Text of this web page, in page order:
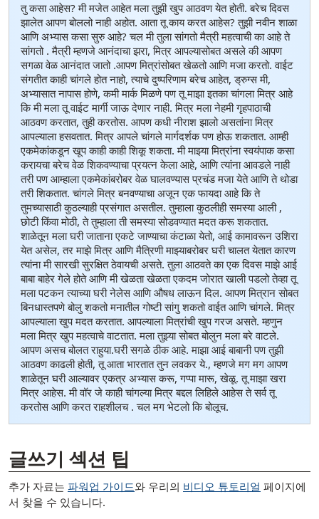
तु कसा आहेस? मी मजेत आहेत मला तुझी खुप आठवण येत होती. बरेच दिवस
झालेत आपण बोललो नाही अहोत. आता तू काय करत आहेस? तुझी नवीन शाळा
आणि अभ्यास कसा सुरु आहे? चल मी तुला सांगतो मैत्री महत्वाची का आहे ते
सांगतो . मैत्री म्हणजे आनंदाचा झरा, मित्र आपल्यासोबत असले की आपण
सगळा वेळ आनंदात जातो .आपण मित्रांसोबत खेळतो आणि मजा करतो. वाईट
संगतीत काही चांगले होत नाहो, त्याचे दुष्परिणाम बरेच आहेत, ड्रुग्स मी,
अभ्यासात नापास होणे, कमी मार्क मिळणे पण तू माझा इतका चांगला मित्र आहे
कि मी मला तू वाईट मार्गी जाऊ देणार नाही. मित्र मला नेहमी गृहपाठाची
आठवण करतात, तुही करतोस. आपण कधी नीराश झालो असतांना मित्र
आपल्याला हसवतात. मित्र आपले चांगले मार्गदर्शक पण होऊ शकतात. आम्ही
एकमेकांकडून खूप काही काही शिकू शकता. मी माझ्या मित्रांना स्वयंपाक कसा
करायचा बरेच वेळ शिकवण्याचा प्रयत्न केला आहे, आणि त्यांना आवडले नाही
तरी पण आम्हाला एकमेकांबरोबर वेळ घालवण्यास प्रचंड मजा येते आणि ते थोडा
तरी शिकतात. चांगले मित्र बनवण्याचा अजून एक फायदा आहे कि ते
तुमच्यासाठी कुठल्याही प्रसंगात असतील. तुम्हाला कुठलीही समस्या आली ,
छोटी किंवा मोठी, ते तुम्हाला ती समस्या सोडवण्यात मदत करू शकतात.
शाळेतून मला घरी जाताना एकटे जाण्याचा कंटाळा येतो, आई कामावरून उशिरा
येत असेल, तर माझे मित्र आणि मैत्रिणी माझ्याबरोबर घरी चालत येतात कारण
त्यांना मी सारखी सुरक्षित ठेवायची असते. तुला आठवते का एक दिवस माझे आई
बाबा बाहेर गेले होते आणि मी खेळता खेळता एकदम जोरात खाली पडलो तेव्हा तू
मला पटकन त्याच्या घरी नेलेस आणि औषध लाऊन दिल. आपण मित्रान सोबत
बिनधास्तपणे बोलु शकतो मनातील गोष्टी सांगु शकतो वाईत आणि चांगले. मित्र
आपल्याला खुप मदत करतात. आपल्याला मित्रांची खुप गरज असते. म्हणुन
मला मित्र खुप महत्वाचे वाटतात. मला तुझ्या सोबत बोलुन मला बरे वाटले.
आपण असच बोलत राहुया.घरी सगळे ठीक आहे. माझा आई बाबानी पण तुझी
आठवण काढली होती, तू आता भारतात तुन लवकर ये., म्हणजे मग मग आपण
शाळेतून घरी आल्यावर एकत्र अभ्यास करू, गप्पा मारू, खेळू. तू माझा खरा
मित्र आहेस. मी वॉर जे काही चांगल्या मित्र बद्दल लिहिले आहेस ते सर्व तू
करतोस आणि करत राहशीलच . चल मग भेटलो कि बोलूच.
글쓰기 섹션 팁
추가 자료는 파워업 가이드와 우리의 비디오 튜토리얼 페이지에
서 찾을 수 있습니다.